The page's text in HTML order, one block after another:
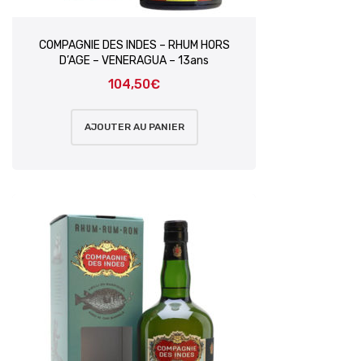
COMPAGNIE DES INDES – RHUM HORS
D’AGE – VENERAGUA – 13ans
104,50€
AJOUTER AU PANIER